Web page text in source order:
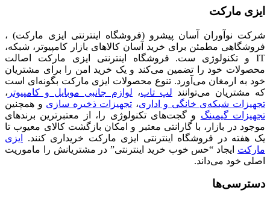
ایزی مارکت
شرکت نوآوران آسان پیشرو (فروشگاه اینترنتی ایزی مارکت) ،
فروشگاهی مطمئن برای خرید آسان کالاهای بازار کامپیوتر، شبکه،
IT و تکنولوژی ست. فروشگاه اینترنتی ایزی مارکت اصالت
محصولات خود را تضمین می‌کند و یک خرید امن را برای مشتریان
خود به ارمغان می‌آورد. تنوع محصولات ایزی مارکت بگونه‌ای است
که مشتریان می‌توانند لپ تاپ، لوازم جانبی موبایل و کامپیوتر ،
تجهیزات شبکه‌ی خانگی و اداری، تجهیزات ذخیره سازی و همچنین
تجهیزات گیمینگ و گجت‌های تکنولوژی را، از معتبرترین برندهای
موجود در بازار، با گارانتی معتبر و امکان بازگشت کالای معیوب تا
یک هفته در فروشگاه اینترنتی ایزی مارکت خریداری کنند.
ایزی
مارکت ایجاد “حس خوب خرید اینترنتی” در مشتریانش را ماموریت
اصلی خود می‌داند.
دسترسی‌ها